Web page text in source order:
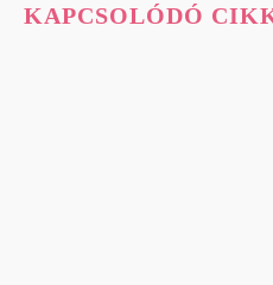
KAPCSOLÓDÓ